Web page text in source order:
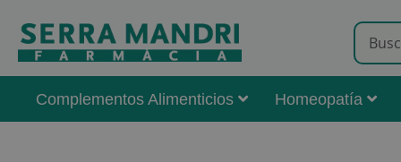
Complementos Alimenticios Homeopatía